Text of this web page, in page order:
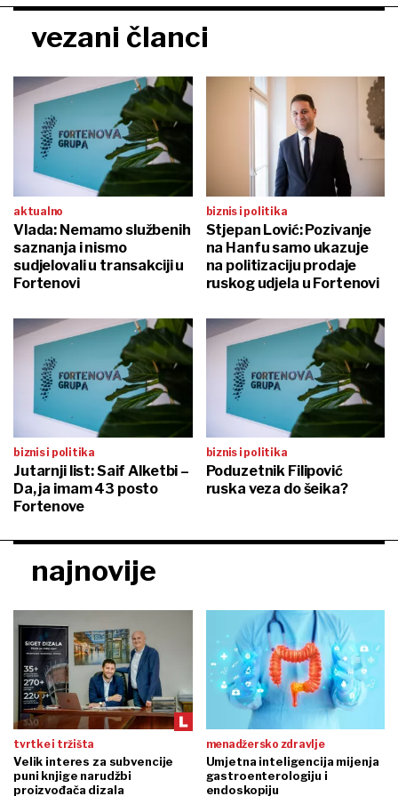
vezani članci
aktualno
Vlada: Nemamo službenih
saznanja i nismo
sudjelovali u transakciji u
Fortenovi
biznis i politika
Stjepan Lović: Pozivanje
na Hanfu samo ukazuje
na politizaciju prodaje
ruskog udjela u Fortenovi
biznis i politika
Jutarnji list: Saif Alketbi –
Da, ja imam 43 posto
Fortenove
biznis i politika
Poduzetnik Filipović
ruska veza do šeika?
najnovije
tvrtke i tržišta
Velik interes za subvencije
puni knjige narudžbi
proizvođača dizala
menadžersko zdravlje
Umjetna inteligencija mijenja
gastroenterologiju i
endoskopiju